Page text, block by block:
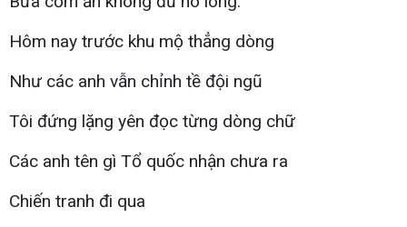
Hôm nay trước khu mộ thẳng dòng
Như các anh vẫn chỉnh tề đội ngũ
Tôi đứng lặng yên đọc từng dòng chữ
Các anh tên gì Tổ quốc nhận chưa ra
Chiến tranh đi qua